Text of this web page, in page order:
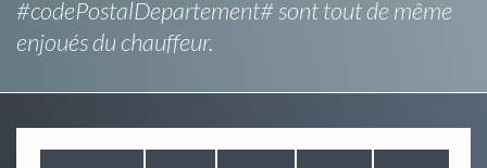
#codePostalDepartement# sont tout de même
enjoués du chauffeur.